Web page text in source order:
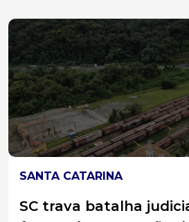
SANTA CATARINA
Santa Catarina lidera